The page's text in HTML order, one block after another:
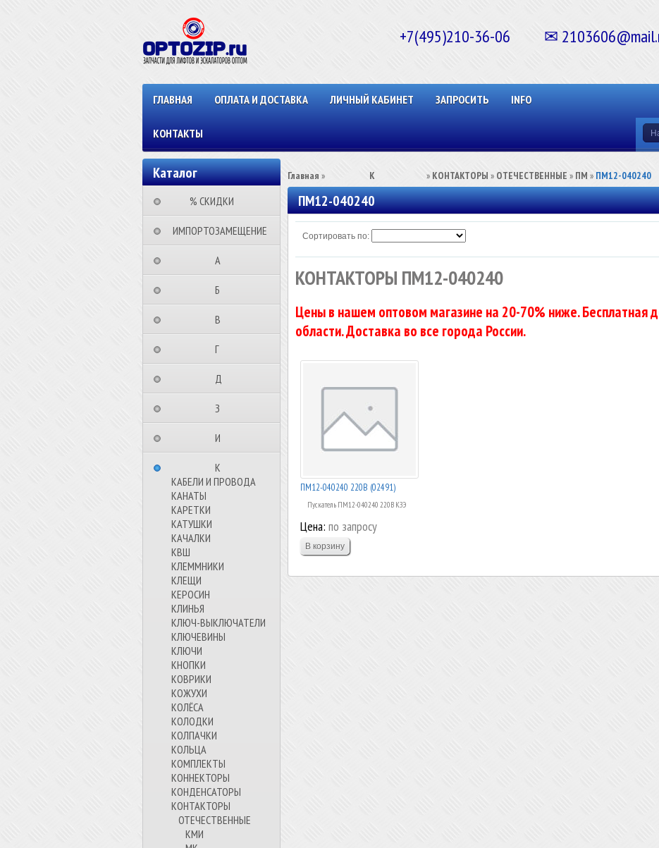
+7(495)210-36-06 ✉
ГЛАВНАЯ ОПЛАТА И ДОСТАВКА ЛИЧНЫЙ КАБИНЕТ ЗАПРОСИТЬ INFO
КОНТАКТЫ
Каталог
⠀⠀⠀% СКИДКИ⠀⠀⠀⠀
⠀ИМПОРТОЗАМЕЩЕНИЕ
⠀⠀⠀⠀⠀⠀А⠀⠀⠀⠀⠀⠀⠀
⠀⠀⠀⠀⠀⠀Б⠀⠀⠀⠀⠀⠀⠀
⠀⠀⠀⠀⠀⠀В⠀⠀⠀⠀⠀⠀⠀
⠀⠀⠀⠀⠀⠀Г⠀⠀⠀⠀⠀⠀⠀
⠀⠀⠀⠀⠀⠀Д⠀⠀⠀⠀⠀⠀⠀
⠀⠀⠀⠀⠀⠀З⠀⠀⠀⠀⠀⠀⠀
⠀⠀⠀⠀⠀⠀И⠀⠀⠀⠀⠀⠀⠀
⠀⠀⠀⠀⠀⠀К⠀⠀⠀⠀⠀⠀⠀
КАБЕЛИ И ПРОВОДА
КАНАТЫ
КАРЕТКИ
КАТУШКИ
КАЧАЛКИ
КВШ
КЛЕММНИКИ
КЛЕЩИ
КЕРОСИН
КЛИНЬЯ
КЛЮЧ-ВЫКЛЮЧАТЕЛИ
КЛЮЧЕВИНЫ
КЛЮЧИ
КНОПКИ
КОВРИКИ
КОЖУХИ
КОЛЁСА
КОЛОДКИ
КОЛПАЧКИ
КОЛЬЦА
КОМПЛЕКТЫ
КОННЕКТОРЫ
КОНДЕНСАТОРЫ
КОНТАКТОРЫ
ОТЕЧЕСТВЕННЫЕ
КМИ
Главная » ⠀⠀⠀⠀⠀⠀К⠀⠀⠀⠀⠀⠀⠀ » КОНТАКТОРЫ » ОТЕЧЕСТВЕННЫЕ » ПМ » ПМ12-040240
ПМ12-040240
Сортировать по:
КОНТАКТОРЫ ПМ12-040240
Цены в нашем оптовом магазине на 20-70% ниже. Бесплатная
области. Доставка во все города России.
ПМ12-040240 220В (02491)
Пускатель ПМ12-040240 220В КЗЭ
Цена: по запросу